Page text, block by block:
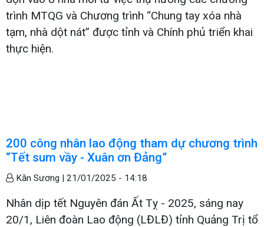
trình MTQG và Chương trình “Chung tay xóa nhà
tạm, nhà dột nát” được tỉnh và Chính phủ triển khai
thực hiện.
200 công nhân lao động tham dự chương trình
“Tết sum vầy - Xuân ơn Đảng”
Kăn Sương | 21/01/2025 - 14:18
Nhân dịp tết Nguyên đán Ất Tỵ - 2025, sáng nay
20/1, Liên đoàn Lao động (LĐLĐ) tỉnh Quảng Trị tổ